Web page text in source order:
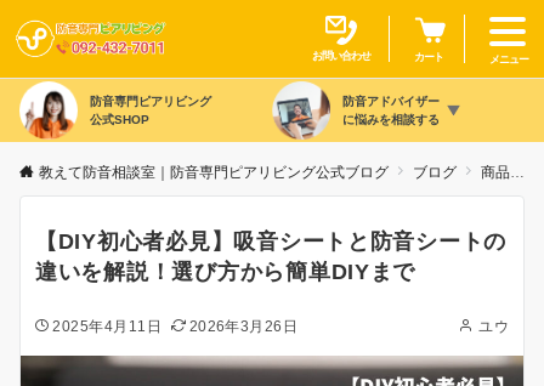
お問い合わせ カート メニュー
防音専門ピアリビング
公式SHOP
防音アドバイザー
に悩みを相談する
教えて防音相談室｜防音専門ピアリビング公式ブログ ブログ 商品カテゴリ別
【DIY初心者必見】吸音シートと防音シートの
違いを解説！選び方から簡単DIYまで
2025年4月11日 2026年3月26日 ユウ